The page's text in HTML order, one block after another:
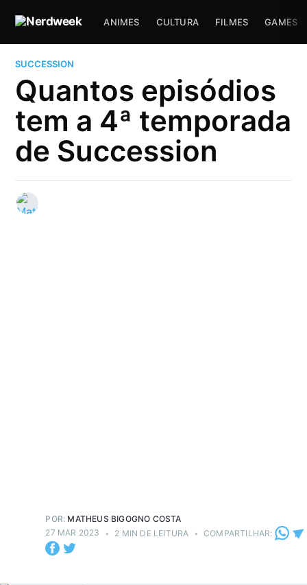
ANIMES CULTURA FILMES GAMES
SUCCESSION
Quantos episódios
tem a 4ª temporada
de Succession
POR: MATHEUS BIGOGNO COSTA
27 MAR 2023
• 2 MIN DE LEITURA • COMPARTILHAR: